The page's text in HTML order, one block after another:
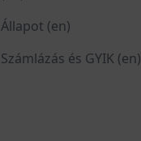
Állapot (en)
Számlázás és GYIK (en)